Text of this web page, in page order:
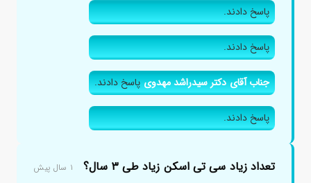
پاسخ دادند.
پاسخ دادند.
جناب آقای دکتر سیدراشد مهدویپاسخ دادند.
پاسخ دادند.
تعداد زیاد سی تی اسکن زیاد طی ۳ سال؟ ۱ سال پیش